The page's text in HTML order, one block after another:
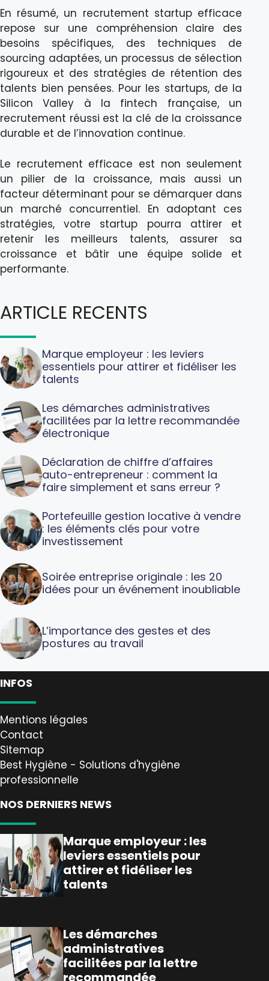
En résumé, un recrutement startup efficace
repose sur une compréhension claire des
besoins spécifiques, des techniques de
sourcing adaptées, un processus de sélection
rigoureux et des stratégies de rétention des
talents bien pensées. Pour les startups, de la
Silicon Valley à la fintech française, un
recrutement réussi est la clé de la croissance
durable et de l’innovation continue.
Le recrutement efficace est non seulement
un pilier de la croissance, mais aussi un
facteur déterminant pour se démarquer dans
un marché concurrentiel. En adoptant ces
stratégies, votre startup pourra attirer et
retenir les meilleurs talents, assurer sa
croissance et bâtir une équipe solide et
performante.
ARTICLE RECENTS
Marque employeur : les leviers
essentiels pour attirer et fidéliser les
talents
Les démarches administratives
facilitées par la lettre recommandée
électronique
Déclaration de chiffre d’affaires
auto-entrepreneur : comment la
faire simplement et sans erreur ?
Portefeuille gestion locative à vendre
: les éléments clés pour votre
investissement
Soirée entreprise originale : les 20
idées pour un événement inoubliable
L’importance des gestes et des
postures au travail
INFOS
Mentions légales
Contact
Sitemap
Best Hygiène - Solutions d'hygiène
professionnelle
NOS DERNIERS NEWS
Marque employeur : les
leviers essentiels pour
attirer et fidéliser les
talents
Les démarches
administratives
facilitées par la lettre
recommandée